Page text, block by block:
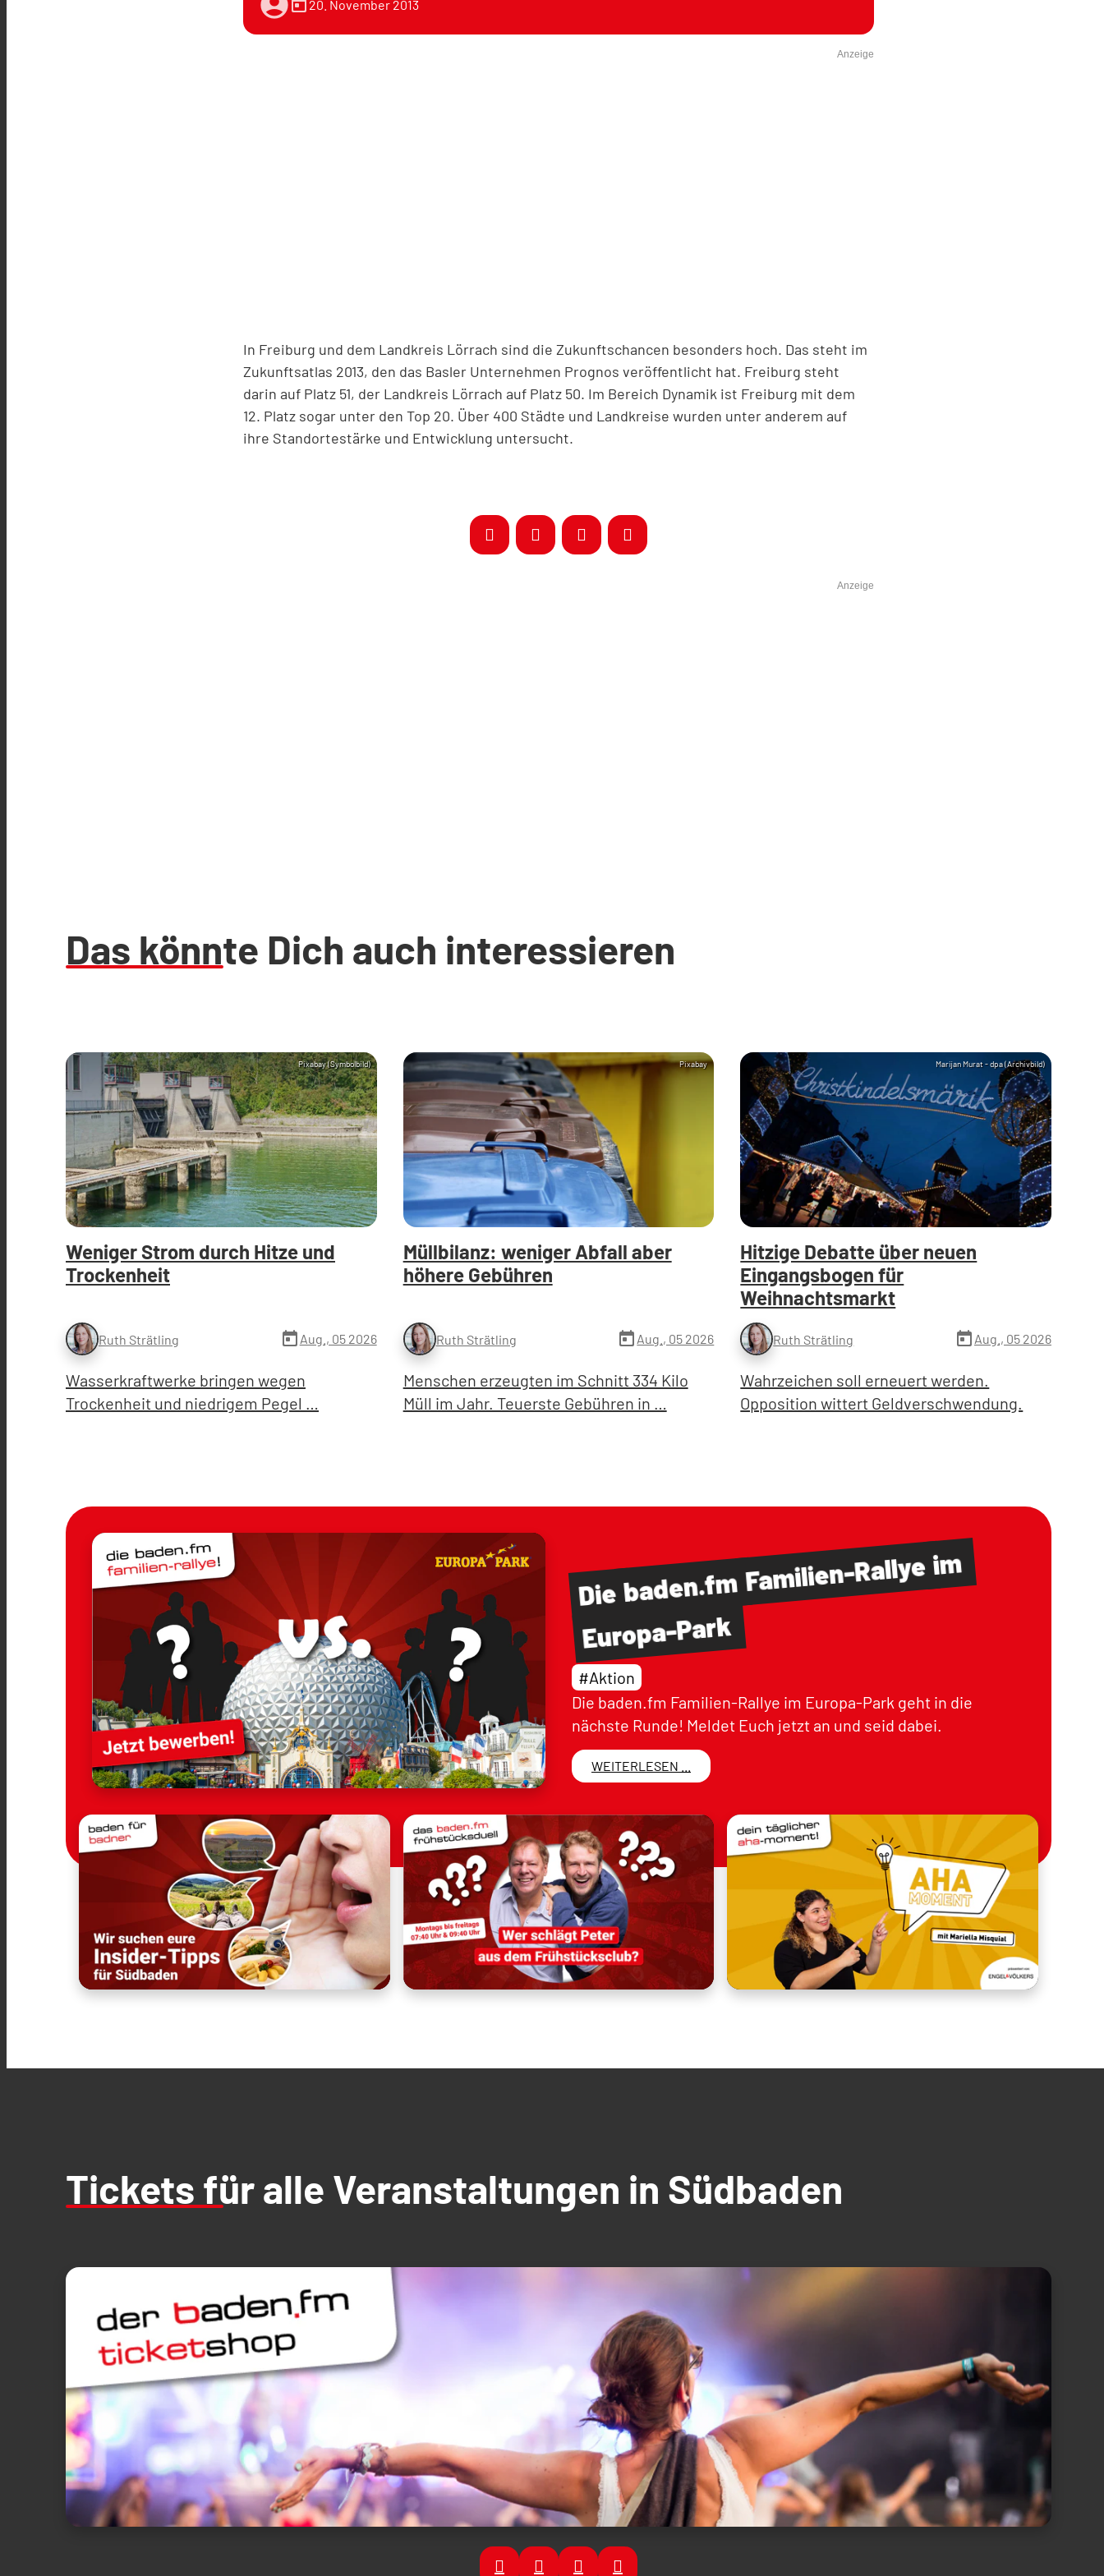
today 20. November 2013
Anzeige
In Freiburg und dem Landkreis Lörrach sind die Zukunftschancen besonders hoch. Das steht im
Zukunftsatlas 2013, den das Basler Unternehmen Prognos veröffentlicht hat. Freiburg steht
darin auf Platz 51, der Landkreis Lörrach auf Platz 50. Im Bereich Dynamik ist Freiburg mit dem
12. Platz sogar unter den Top 20. Über 400 Städte und Landkreise wurden unter anderem auf
ihre Standortestärke und Entwicklung untersucht.
Anzeige
Das könnte Dich auch interessieren
Pixabay (Symbolbild)
Weniger Strom durch Hitze und
Trockenheit
Ruth Strätling today Aug., 05 2026
Wasserkraftwerke bringen wegen
Trockenheit und niedrigem Pegel …
Pixabay
Müllbilanz: weniger Abfall aber
höhere Gebühren
Ruth Strätling todayAug., 05 2026
Menschen erzeugten im Schnitt 334 Kilo
Müll im Jahr. Teuerste Gebühren in …
Marijan Murat - dpa (Archivbild)
Hitzige Debatte über neuen
Eingangsbogen für
Weihnachtsmarkt
Ruth Strätling today Aug., 05 2026
Wahrzeichen soll erneuert werden.
Opposition wittert Geldverschwendung.
Die baden.fmFamilien-Rallyeim
Europa-Park
#Aktion
Die baden.fm Familien-Rallye im Europa-Park geht in die
nächste Runde! Meldet Euch jetzt an und seid dabei.
WEITERLESEN ...
Tickets für alle Veranstaltungen in Südbaden